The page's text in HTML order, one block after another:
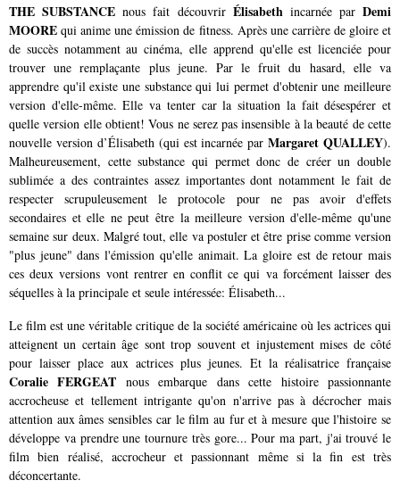
THE SUBSTANCEnous fait découvrir Élisabeth incarnée par Demi
MOORE qui anime une émission de fitness. Après une carrière de gloire et
de succès notamment au cinéma, elle apprend qu'elle est licenciée pour
trouver une remplaçante plus jeune. Par le fruit du hasard, elle va
apprendre qu'il existe une substance qui lui permet d'obtenir une meilleure
version d'elle-même. Elle va tenter car la situation la fait désespérer et
quelle version elle obtient! Vous ne serez pas insensible à la beauté de cette
nouvelle version d’Élisabeth (qui est incarnée parMargaret QUALLEY).
Malheureusement, cette substance qui permet donc de créer un double
sublimée a des contraintes assez importantes dont notamment le fait de
respecter scrupuleusement le protocole pour ne pas avoir d'effets
secondaires et elle ne peut être la meilleure version d'elle-même qu'une
semaine sur deux. Malgré tout, elle va postuler et être prise comme version
"plus jeune" dans l'émission qu'elle animait. La gloire est de retour mais
ces deux versions vont rentrer en conflit ce qui va forcément laisser des
séquelles à la principale et seule intéressée: Élisabeth...
Le film est une véritable critique de la société américaine où les actrices qui
atteignent un certain âge sont trop souvent et injustement mises de côté
pour laisser place aux actrices plus jeunes. Et la réalisatrice française
Coralie FERGEAT nous embarque dans cette histoire passionnante
accrocheuse et tellement intrigante qu'on n'arrive pas à décrocher mais
attention aux âmes sensibles car le film au fur et à mesure que l'histoire se
développe va prendre une tournure très gore... Pour ma part, j'ai trouvé le
film bien réalisé, accrocheur et passionnant même si la fin est très
déconcertante.